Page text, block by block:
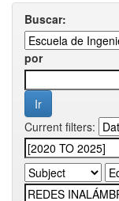
Buscar:
por
Current filters: